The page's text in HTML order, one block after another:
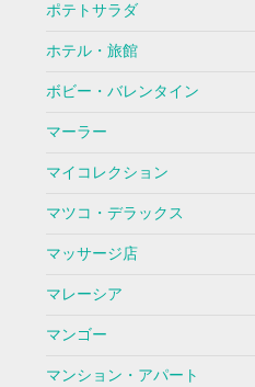
ポテトサラダ
ホテル・旅館
ボビー・バレンタイン
マーラー
マイコレクション
マツコ・デラックス
マッサージ店
マレーシア
マンゴー
マンション・アパート